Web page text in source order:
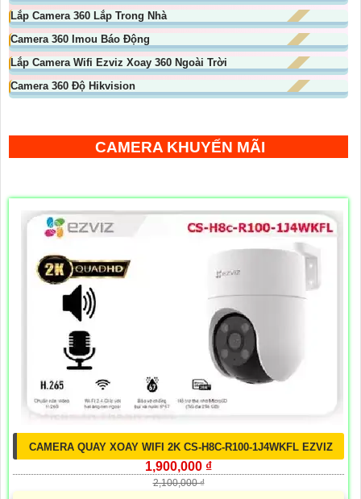
Lắp Camera 360 Lắp Trong Nhà
Camera 360 Imou Báo Động
Lắp Camera Wifi Ezviz Xoay 360 Ngoài Trời
Camera 360 Độ Hikvision
CAMERA KHUYẾN MÃI
CAMERA QUAY XOAY WIFI 2K CS-H8C-R100-1J4WKFL EZVIZ
1,900,000 ₫
2,100,000 ₫